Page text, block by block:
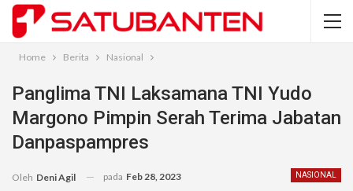
Home Berita Nasional
Panglima TNI Laksamana TNI Yudo
Margono Pimpin Serah Terima Jabatan
Danpaspampres
NASIONAL
Oleh Deni Agil pada Feb 28, 2023